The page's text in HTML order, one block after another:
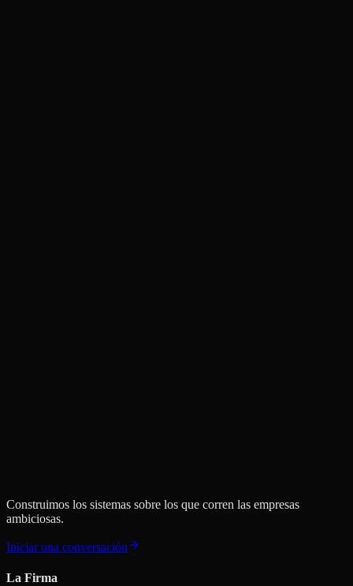
Construimos los sistemas sobre los que corren las empresas
ambiciosas.
Iniciar una conversación
La Firma